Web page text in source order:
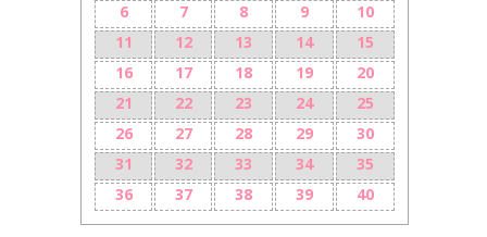
6
7 8 9
10
11
12 13 14
15
16
17 18 19
20
21
22 23 24
25
26
27 28 29
30
31
32 33 34
35
36
37 38 39 40